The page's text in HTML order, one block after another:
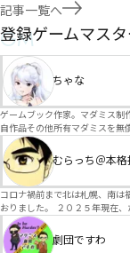
記事一覧へ
GM
登録ゲームマス
ちゃな
ゲームブック作家。マダミス制
自作品その他所有マダミスを無
ぞ。
むらっち＠本
コロナ禍前まで北は札幌、南は
おりました。 ２０２５年現在、たくさんのマダミスシナリオが増えました。 エモい物語体験重視の
シナリオがマダミス・マーダ
リオは簡単に遊べます。 しかし、２～３時間ずっと考え＆議論して、見たことないトリックが解け
る閃きや犯人として逃げ切る楽
劇団ですわ